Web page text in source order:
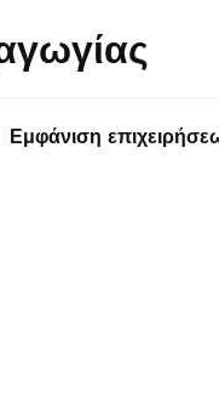
Εμφάνιση